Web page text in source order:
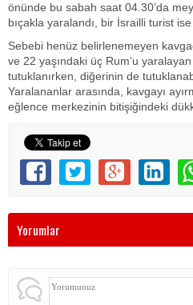
önünde bu sabah saat 04.30’da
bıçakla yaralandı, bir İsrailli turist
Sebebi henüz belirlenemeyen
ve 22 yaşındaki üç Rum’u
tutuklanırken, diğerinin de
Yaralananlar arasında, kavgayı
eğlence merkezinin bitişiğindeki
Yorumlar